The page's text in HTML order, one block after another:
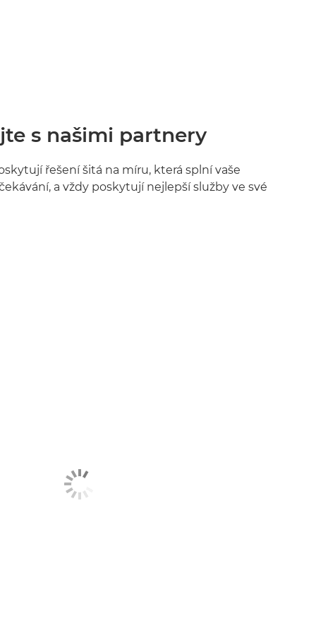
s našimi partnery
řešení šitá na míru, která splní vaše
a vždy poskytují nejlepší služby ve své